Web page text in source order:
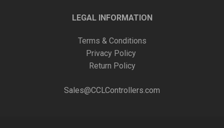
LEGAL INFORMATION
Terms & Conditions
Privacy Policy
Return Policy
Sales@CCLControllers.com